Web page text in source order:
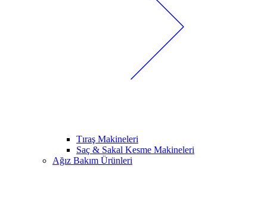
Tıraş Makineleri
Saç & Sakal Kesme Makineleri
Ağız Bakım Ürünleri